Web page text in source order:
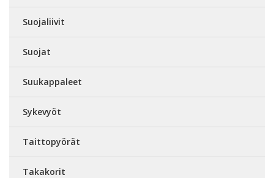
Suojaliivit
Suojat
Suukappaleet
Sykevyöt
Taittopyörät
Takakorit